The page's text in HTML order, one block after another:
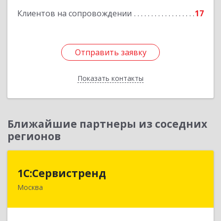
Клиентов на сопровождении 17
Отправить заявку
Показать контакты
Подробнее
Отправить заявку
Назад
Ближайшие партнеры из соседних
регионов
1С:Сервистренд
Москва
107023, Москва г, Семёновский пер, дом № 15,